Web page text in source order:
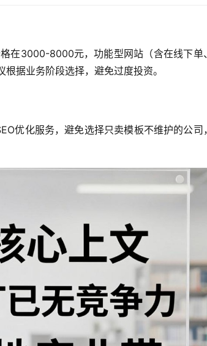
在3000-8000元，功能型网站（含在线下单
据业务阶段选择，避免过度投资。
优化服务，避免选择只卖模板不维护的公司